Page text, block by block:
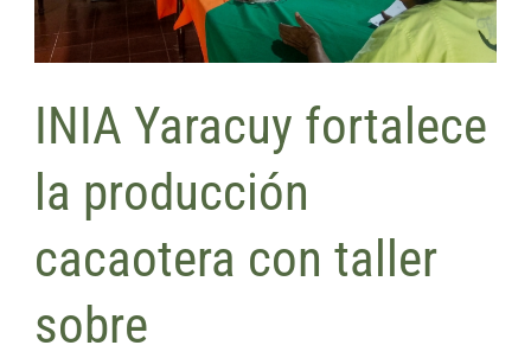
INIA Yaracuy fortalece
la producción
cacaotera con taller
sobre
con
taller
Microorganismos
Eficientes